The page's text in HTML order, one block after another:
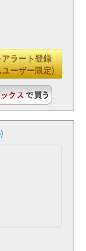
ラート登録
ーザー限定)